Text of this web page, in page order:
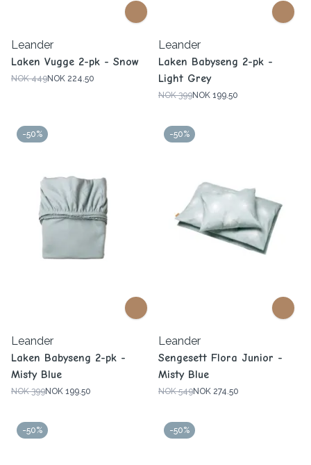
Leander
Laken Vugge 2-pk - Snow
NOK 449NOK 224.50
Leander
Laken Babyseng 2-pk -
Light Grey
NOK 399NOK 199.50
-50%
Leander
Laken Babyseng 2-pk -
Misty Blue
NOK 399NOK 199.50
-50%
Leander
Sengesett Flora Junior -
Misty Blue
NOK 549NOK 274.50
-50% -50%